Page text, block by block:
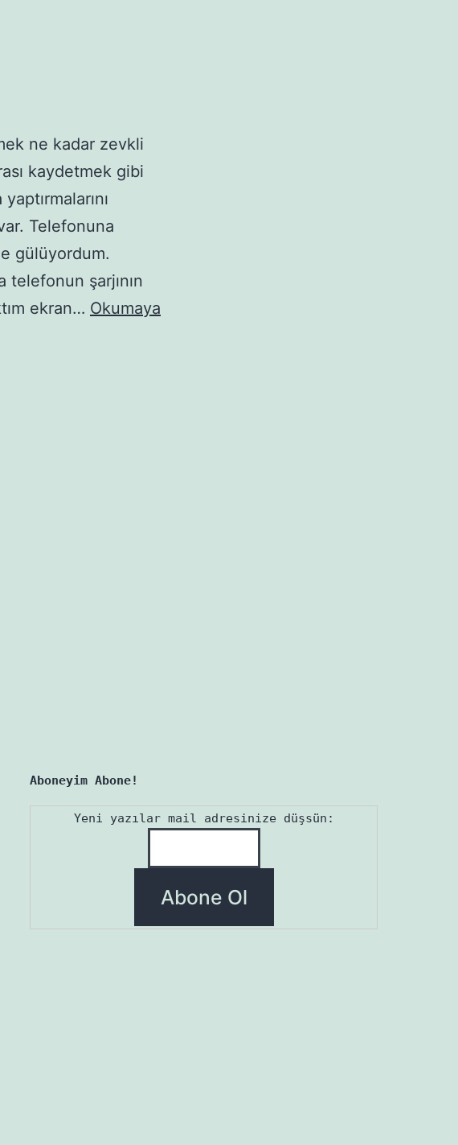
ne kadar zevkli
kaydetmek gibi
Telefonuna
gülüyordum.
şarjının
ekran… Okumaya
Aboneyim Abone!
Yeni yazılar mail adresinize düşsün: